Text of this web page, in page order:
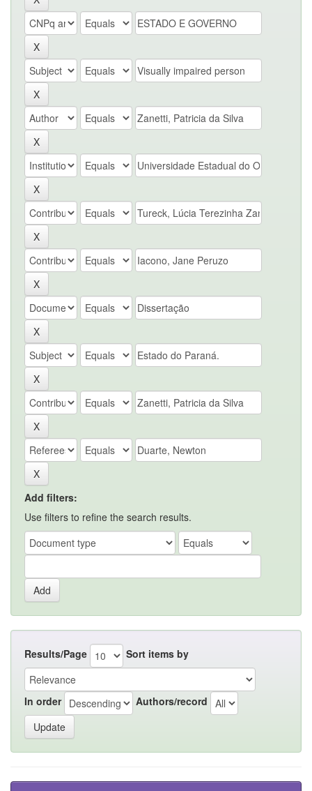
Add filters:
Use filters to refine the search results.
Results/Page Sort items by
In order Authors/record